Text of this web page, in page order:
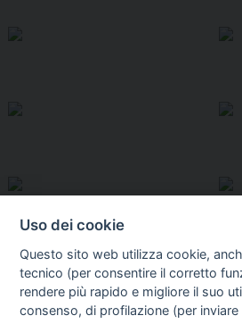
Uso dei cookie
Questo sito web utilizza cookie,
tecnico (per consentire il corretto
rendere più rapido e migliore il suo
consenso, di profilazione (per